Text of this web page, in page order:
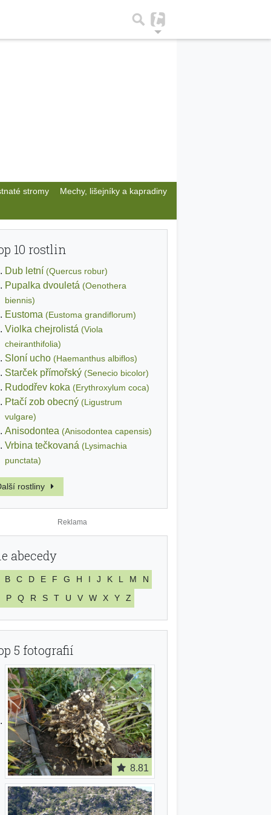
stromy Mechy, lišejníky a kapradiny
10 rostlin
Dub letní (Quercus robur)
Pupalka dvouletá (Oenothera
biennis)
Eustoma (Eustoma grandiflorum)
Violka chejrolistá (Viola
cheiranthifolia)
Sloní ucho (Haemanthus albiflos)
Starček přímořský (Senecio bicolor)
Rudodřev koka (Erythroxylum coca)
Ptačí zob obecný (Ligustrum
vulgare)
Anisodontea (Anisodontea capensis)
Vrbina tečkovaná (Lysimachia
punctata)
rostliny
abecedy
B C D E F G H I J K L M
N
P
Q R S T U V W X Y Z
5 fotografií
8.81